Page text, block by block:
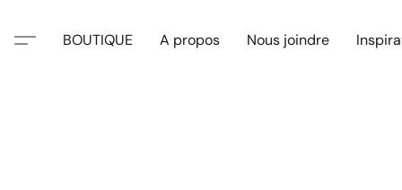
BOUTIQUE A propos Nous joindre